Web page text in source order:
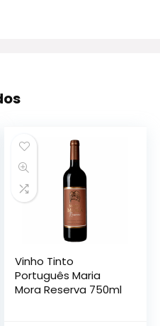
Vinho Tinto
Português Maria
Mora Reserva 750ml